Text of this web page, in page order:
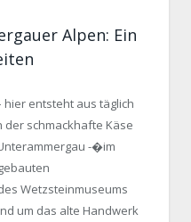
Alpen: Ein
hier entsteht aus täglich
der schmackhafte Käse
-�im
Wetzsteinmuseums
um das alte Handwerk